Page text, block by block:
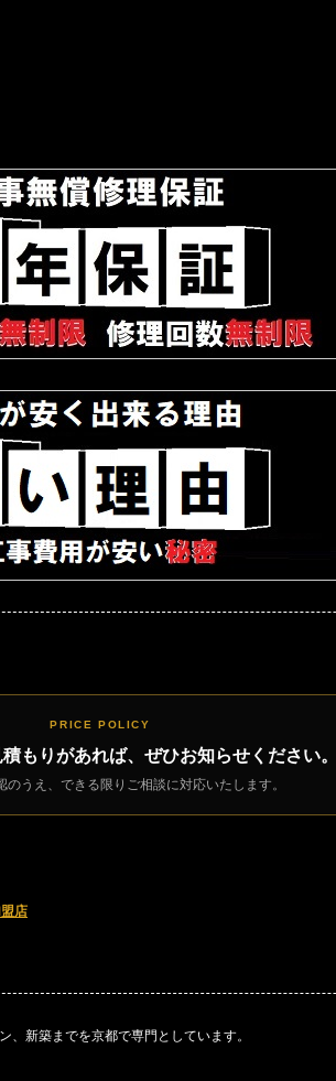
PRICE POLICY
もりがあれば、ぜひお知らせください。
のうえ、できる限りご相談に対応いたします。
店
新築までを京都で専門としています。